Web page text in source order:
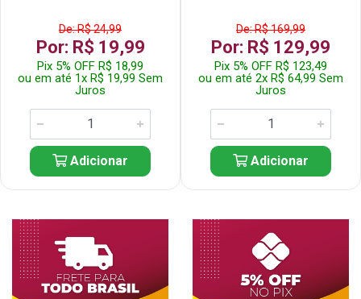
De: R$ 24,99
Por: R$ 19,99
Pix 5% OFF R$ 18,99
ou em até 1x R$ 19,99 Sem
Juros
Adicionar
De: R$ 169,99
Por: R$ 129,99
Pix 5% OFF R$ 123,49
ou em até 2x R$ 64,99 Sem
Juros
Adicionar